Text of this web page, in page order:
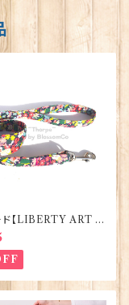
ド【LIBERTY ART F
】BlossomC